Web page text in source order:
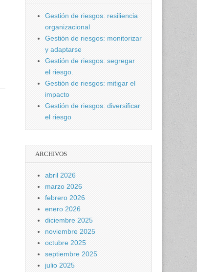
Gestión de riesgos: resiliencia
organizacional
Gestión de riesgos: monitorizar
y adaptarse
Gestión de riesgos: segregar
el riesgo.
Gestión de riesgos: mitigar el
impacto
Gestión de riesgos: diversificar
el riesgo
ARCHIVOS
abril 2026
marzo 2026
febrero 2026
enero 2026
diciembre 2025
noviembre 2025
octubre 2025
septiembre 2025
julio 2025